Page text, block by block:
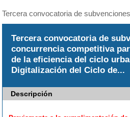
Tercera convocatoria de
Tercera convocatoria de
concurrencia competitiva
de la eficiencia del ciclo
Digitalización del Ciclo de...
Descripción